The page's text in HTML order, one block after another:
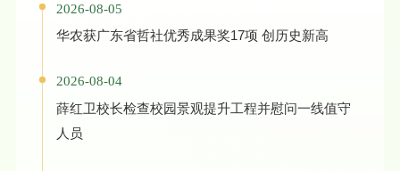
2026-08-05
华农获广东省哲社优秀成果奖17项 创历史新高
2026-08-04
薛红卫校长检查校园景观提升工程并慰问一线值守
人员